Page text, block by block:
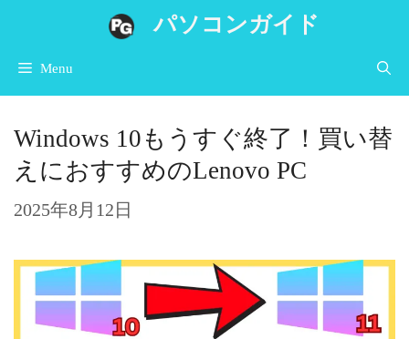
ツ
ス
ッ
パソコンガイド
Menu
Windows 10もうすぐ終了！買い替
えにおすすめのLenovo PC
2025年8月12日